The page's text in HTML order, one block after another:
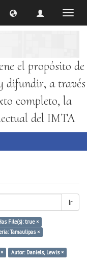
el propósito de
difundir, a través
completo, la
del IMTA
Ir
File(s): true ×
Tamaulipas ×
Autor: Daniels, Lewis ×